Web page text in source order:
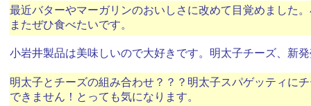
最近バターやマーガリンのおいしさに改めて目覚めました
またぜひ食べたいです。
小岩井製品は美味しいので大好きです。明太子チーズ、新
明太子とチーズの組み合わせ？？？明太子スパゲッティに
できません！とっても気になります。